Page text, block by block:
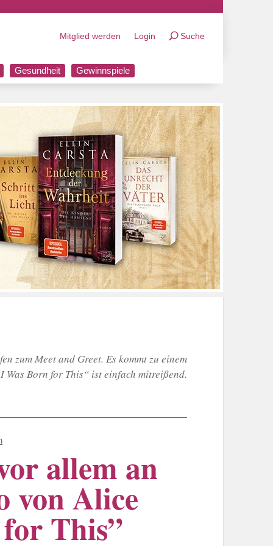
Mitglied werden Login Suche
Gesundheit Gewinnspiele
zum Meet and Greet. Es kommt zu einem
Born for This“ ist einfach mitreißend.
allem an
von Alice
This”